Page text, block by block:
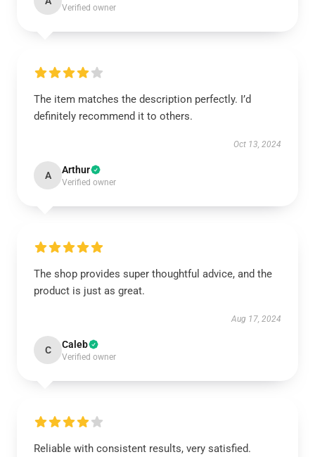
Verified owner
The item matches the description perfectly. I’d
definitely recommend it to others.
Oct 13, 2024
A Arthur
Verified owner
The shop provides super thoughtful advice, and the
product is just as great.
Aug 17, 2024
C Caleb
Verified owner
Reliable with consistent results, very satisfied.